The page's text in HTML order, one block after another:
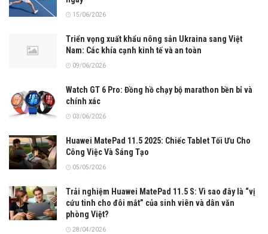
15/06/2026
Triển vọng xuất khẩu nông sản Ukraina sang Việt
Nam: Các khía cạnh kinh tế và an toàn
09/06/2026
Watch GT 6 Pro: Đồng hồ chạy bộ marathon bền bỉ và
chính xác
03/06/2026
Huawei MatePad 11.5 2025: Chiếc Tablet Tối Ưu Cho
Công Việc Và Sáng Tạo
05/05/2026
Trải nghiệm Huawei MatePad 11.5 S: Vì sao đây là “vị
cứu tinh cho đôi mắt” của sinh viên và dân văn
phòng Việt?
28/04/2026